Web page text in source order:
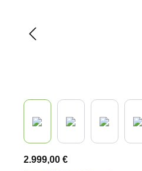
2.999,00 €